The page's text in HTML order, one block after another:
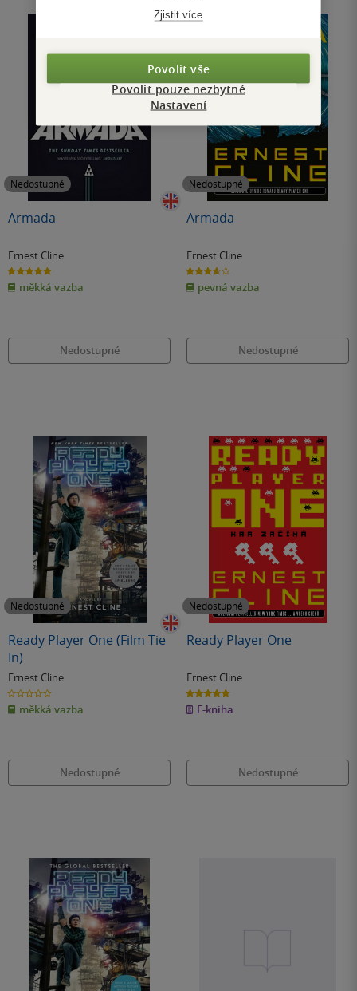
Nedostupné
Armada
Ernest Cline
5.0
z
5
hvězdiček
měkká vazba
Nedostupné
Nedostupné
Armada
Ernest Cline
3.6
z
5
hvězdiček
pevná vazba
Nedostupné
Nedostupné
Ready Player One (Film Tie
In)
Ernest Cline
0.0
z
5
hvězdiček
měkká vazba
Nedostupné
Nedostupné
Ready Player One
Ernest Cline
4.8
z
5
hvězdiček
E-kniha
Nedostupné
Zjistit více
Povolit vše
Povolit pouze nezbytné
Nastavení